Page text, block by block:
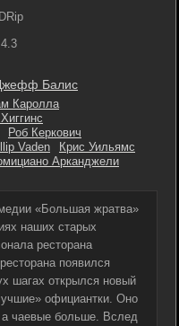
4.3
Балис
Каролла
Роб Керкович
Vaden
Крис Уильямс
Арканджели
«Большая жратва»
наших старых
ресторана
появился
шагах открылся новый
официантки. Оно
а чаевые больше. Вслед